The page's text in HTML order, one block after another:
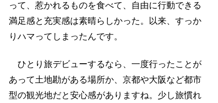
って、惹かれるものを食べて、自由に行動できる
満足感と充実感は素晴らしかった。以来、すっか
りハマってしまったんです。
ひとり旅デビューするなら、一度行ったことが
あって土地勘がある場所か、京都や大阪など都市
型の観光地だと安心感がありますね。少し旅慣れ